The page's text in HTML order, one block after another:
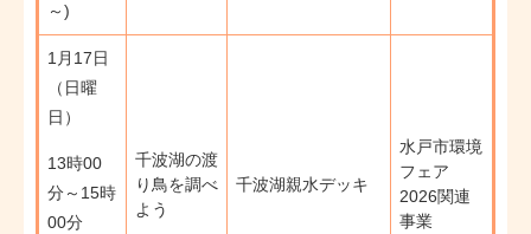
～)
1月17日
（日曜
日）
​13時00
分～15時
00分
千波湖の渡
り鳥を調べ
よう
千波湖親水デッキ
水戸市環境
フェア
2026関連
事業